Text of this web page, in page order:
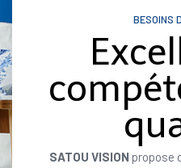
BESOINS
SATOU VISION propose